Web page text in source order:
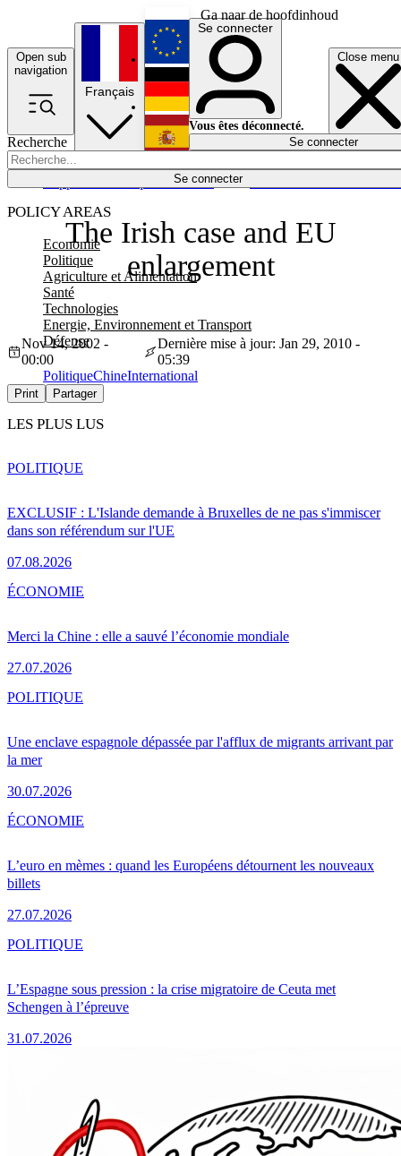
Ga naar de hoofdinhoud
Open sub
navigation
Close menu
Recherche
Se connecter
POLICY AREAS
Economie
Politique
Agriculture et Alimentation
Santé
Technologies
Energie, Environnement et Transport
Défense
Économie
Français
English
Deutsch
Español
Se connecter
Vous êtes déconnecté.
Se connecter
The Irish case and EU
enlargement
Nov 14, 2002 -
00:00
Dernière mise à jour: Jan 29, 2010 -
05:39
PolitiqueChineInternational
Print Partager
LES PLUS LUS
EXCLUSIF : L'Islande demande à Bruxelles de ne pas s'immiscer
dans son référendum sur l'UE
07.08.2026
POLITIQUE
Merci la Chine : elle a sauvé l’économie mondiale
27.07.2026
ÉCONOMIE
Une enclave espagnole dépassée par l'afflux de migrants arrivant par
la mer
30.07.2026
POLITIQUE
L’euro en mèmes : quand les Européens détournent les nouveaux
billets
27.07.2026
ÉCONOMIE
L’Espagne sous pression : la crise migratoire de Ceuta met
Schengen à l’épreuve
31.07.2026
POLITIQUE